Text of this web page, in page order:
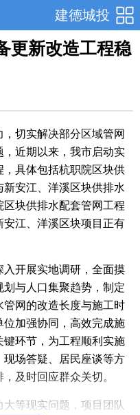
建德城投
更新改造工程稳
切实解决部分区域管网
近期以来，我市启动实
具体包括杭职院区块供
安江、洋溪区块供排水
块供排水配套管网工程
安江、洋溪区块项目正有
开展实地调研，全面摸
与人口集聚趋势，制定
网的改造长度与施工时
位加强协同，高效完成施
环节，为工程顺利实施
场答疑、居民座谈等方
及时回应群众关切。
等现实问题，项目团队